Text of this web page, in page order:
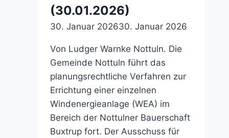
Münsterland
(30.01.2026)
30. Januar 202630. Januar 2026
Von Ludger Warnke Nottuln. Die
Gemeinde Nottuln führt das
planungsrechtliche Verfahren zur
Errichtung einer einzelnen
Windenergieanlage (WEA) im
Bereich der Nottulner Bauerschaft
Buxtrup fort. Der Ausschuss für